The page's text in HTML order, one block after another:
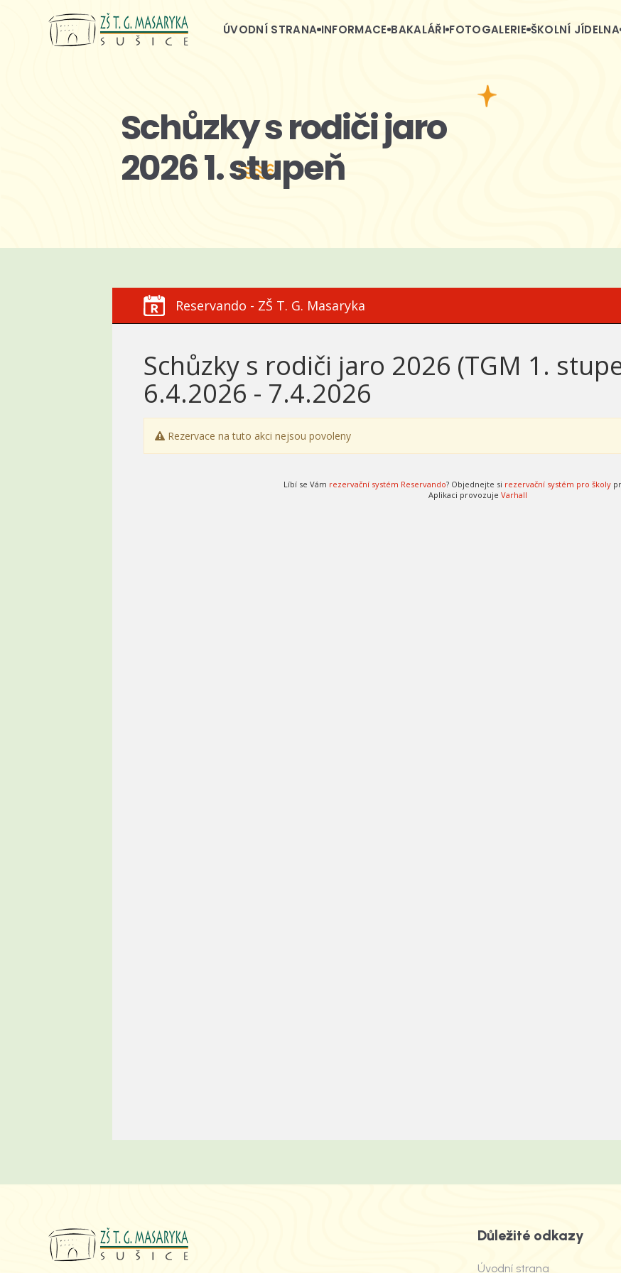
ÚVODNÍ STRANA INFORMACE BAKALÁŘI FOTOGALERIE ŠKOLNÍ JÍDELNA
Schůzky s rodiči jaro
2026 1. stupeň
Důležité odkazy
Úvodní strana